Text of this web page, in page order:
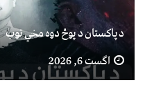
د پاکستان د پوځ دوه مخي توب
اگست 6, 2026